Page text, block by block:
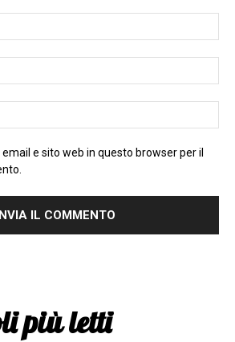
e sito web in questo browser per il
più letti